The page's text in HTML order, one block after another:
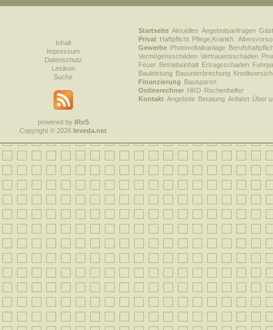
Inhalt
Impressum
Datenschutz
Lexikon
Suche
powered by IReS
Copyright © 2026 Inveda.net
Startseite Aktuelles Angebotsanfragen
Privat Haftpflicht Pflege,Krankh.
Gewerbe Photovoltaikanlage
Vermögensschäden Vertrauensschäden
Feuer Betriebsinhalt Ertragsschaden
Bauleistung Bauunterbrechung
Finanzierung Bausparen
Onlinerechner HKD Rechenhelfer
Kontakt Angebote Beratung Anfahrt Über